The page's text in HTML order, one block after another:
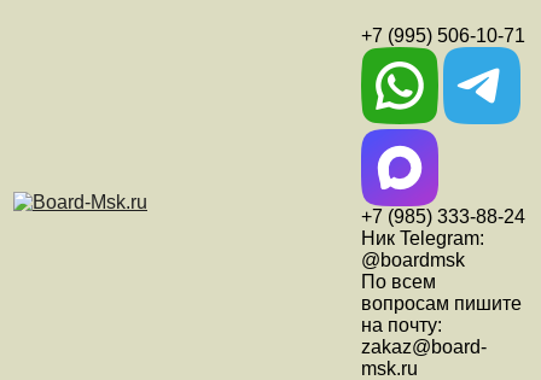
+7 (995) 506-10-71
+7 (985) 333-88-24
Ник Telegram:
@boardmsk
По всем
вопросам пишите
на почту:
zakaz@board-
msk.ru